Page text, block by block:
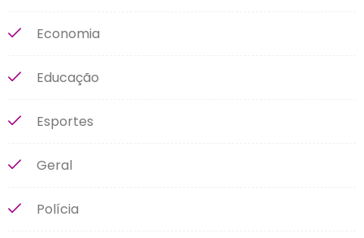
Economia
Educação
Esportes
Geral
Polícia